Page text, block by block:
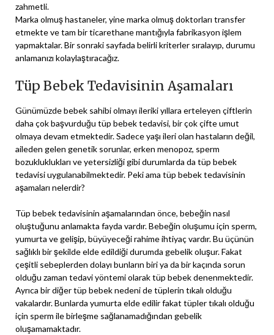
zahmetli.
Marka olmuş hastaneler, yine marka olmuş doktorları transfer
etmekte ve tam bir ticarethane mantığıyla fabrikasyon işlem
yapmaktalar. Bir sonraki sayfada belirli kriterler sıralayıp, durumu
anlamanızı kolaylaştıracağız.
Tüp Bebek Tedavisinin Aşamaları
Günümüzde bebek sahibi olmayı ileriki yıllara erteleyen çiftlerin
daha çok başvurduğu tüp bebek tedavisi, bir çok çifte umut
olmaya devam etmektedir. Sadece yaşı ileri olan hastaların değil,
aileden gelen genetik sorunlar, erken menopoz, sperm
bozukluklukları ve yetersizliği gibi durumlarda da tüp bebek
tedavisi uygulanabilmektedir. Peki ama tüp bebek tedavisinin
aşamaları nelerdir?
Tüp bebek tedavisinin aşamalarından önce, bebeğin nasıl
oluştuğunu anlamakta fayda vardır. Bebeğin oluşumu için sperm,
yumurta ve gelişip, büyüyeceği rahime ihtiyaç vardır. Bu üçünün
sağlıklı bir şekilde elde edildiği durumda gebelik oluşur. Fakat
çeşitli sebeplerden dolayı bunların biri ya da bir kaçında sorun
olduğu zaman tedavi yöntemi olarak tüp bebek denenmektedir.
Ayrıca bir diğer tüp bebek nedeni de tüplerin tıkalı olduğu
vakalardır. Bunlarda yumurta elde edilir fakat tüpler tıkalı olduğu
için sperm ile birleşme sağlanamadığından gebelik
oluşamamaktadır.